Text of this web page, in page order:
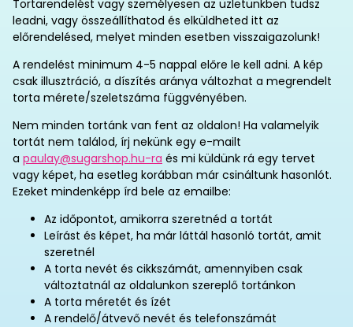
Tortarendelést vagy személyesen az üzletünkben tudsz
leadni, vagy összeállíthatod és elküldheted itt az
előrendelésed, melyet minden esetben visszaigazolunk!
A rendelést minimum 4-5 nappal előre le kell adni. A kép
csak illusztráció, a díszítés aránya változhat a megrendelt
torta mérete/szeletszáma függvényében.
Nem minden tortánk van fent az oldalon! Ha valamelyik
tortát nem találod, írj nekünk egy e-mailt
a paulay@sugarshop.hu-ra és mi küldünk rá egy tervet
vagy képet, ha esetleg korábban már csináltunk hasonlót.
Ezeket mindenképp írd bele az emailbe:
Az időpontot, amikorra szeretnéd a tortát
Leírást és képet, ha már láttál hasonló tortát, amit
szeretnél
A torta nevét és cikkszámát, amennyiben csak
változtatnál az oldalunkon szereplő tortánkon
A torta méretét és ízét
A rendelő/átvevő nevét és telefonszámát